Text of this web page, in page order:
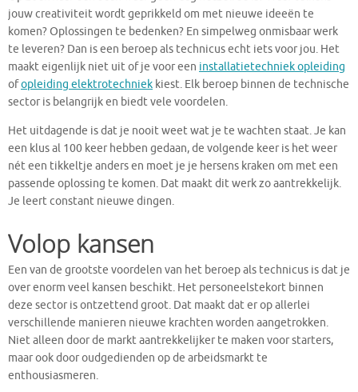
jouw creativiteit wordt geprikkeld om met nieuwe ideeën te
komen? Oplossingen te bedenken? En simpelweg onmisbaar werk
te leveren? Dan is een beroep als technicus echt iets voor jou. Het
maakt eigenlijk niet uit of je voor een installatietechniek opleiding
ofopleiding elektrotechniek kiest. Elk beroep binnen de technische
sector is belangrijk en biedt vele voordelen.
Het uitdagende is dat je nooit weet wat je te wachten staat. Je kan
een klus al 100 keer hebben gedaan, de volgende keer is het weer
nét een tikkeltje anders en moet je je hersens kraken om met een
passende oplossing te komen. Dat maakt dit werk zo aantrekkelijk.
Je leert constant nieuwe dingen.
Volop kansen
Een van de grootste voordelen van het beroep als technicus is dat je
over enorm veel kansen beschikt. Het personeelstekort binnen
deze sector is ontzettend groot. Dat maakt dat er op allerlei
verschillende manieren nieuwe krachten worden aangetrokken.
Niet alleen door de markt aantrekkelijker te maken voor starters,
maar ook door oudgedienden op de arbeidsmarkt te
enthousiasmeren.